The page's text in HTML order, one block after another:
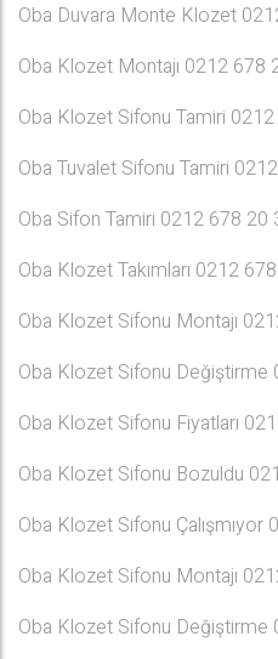
Oba Duvara Monte Klozet
Oba Klozet Montajı 0212 678
Oba Klozet Sifonu Tamiri
Oba Tuvalet Sifonu Tamiri
Oba Sifon Tamiri 0212 678 20
Oba Klozet Takımları 0212
Oba Klozet Sifonu Montajı
Oba Klozet Sifonu Değiştirme
Oba Klozet Sifonu Fiyatları
Oba Klozet Sifonu Bozuldu
Oba Klozet Sifonu Çalışmıyor
Oba Klozet Sifonu Montajı
Oba Klozet Sifonu Değiştirme